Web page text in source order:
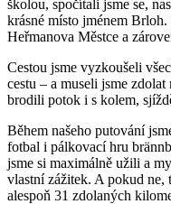
školou, spočítali jsme se,
krásné místo jménem
Heřmanova Městce a
Cestou jsme vyzkoušeli
cestu – a museli jsme
brodili potok i s kolem,
Během našeho putování
fotbal i pálkovací hru
jsme si maximálně užili a
vlastní zážitek. A pokud ne,
alespoň 31 zdolaných